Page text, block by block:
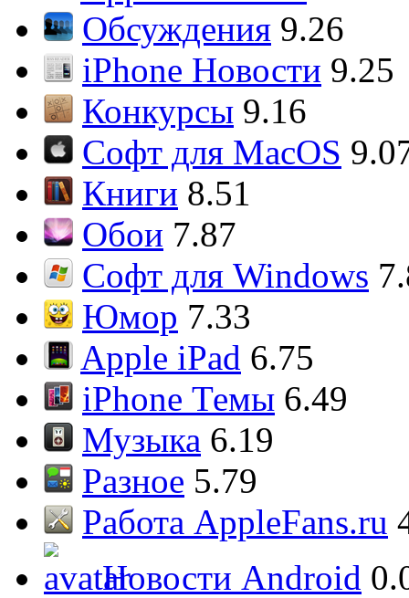
Обсуждения 9.26
iPhone Новости 9.25
Конкурсы 9.16
Софт для MacOS
Книги 8.51
Обои 7.87
Софт для Windows
Юмор 7.33
Apple iPad 6.75
iPhone Темы 6.49
Музыка 6.19
Разное 5.79
Работа AppleFans.ru
Новости Android